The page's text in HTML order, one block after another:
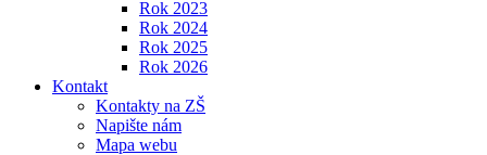
Rok 2023
Rok 2024
Rok 2025
Rok 2026
Kontakt
Kontakty na ZŠ
Napište nám
Mapa webu